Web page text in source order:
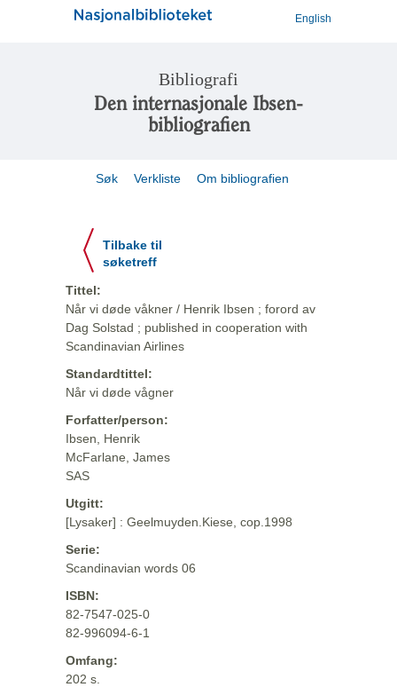
English
Bibliografi
Den internasjonale Ibsen-
bibliografien
Søk Verkliste Om bibliografien
Tilbake til
søketreff
Tittel:
Når vi døde våkner / Henrik Ibsen ; forord av
Dag Solstad ; published in cooperation with
Scandinavian Airlines
Standardtittel:
Når vi døde vågner
Forfatter/person:
Ibsen, Henrik
McFarlane, James
SAS
Utgitt:
[Lysaker] : Geelmuyden.Kiese, cop.1998
Serie:
Scandinavian words 06
ISBN:
82-7547-025-0
82-996094-6-1
Omfang:
202 s.